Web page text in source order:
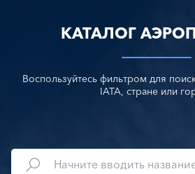
КАТАЛОГ
Воспользуйтесь фильтром для
IATA, стране или